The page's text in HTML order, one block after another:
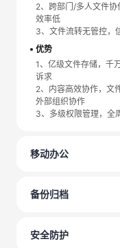
2、跨部门/多人文件协
效率低
3、文件流转无管控，
优势
1、亿级文件存储，千
诉求
2、内容高效协作，文
外部组织协作
3、多级权限管理，全
移动办公
备份归档
安全防护